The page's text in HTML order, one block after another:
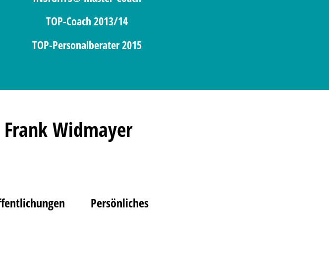
TOP-Coach 2013/14
TOP-Personalberater 2015
Widmayer
Persönliches